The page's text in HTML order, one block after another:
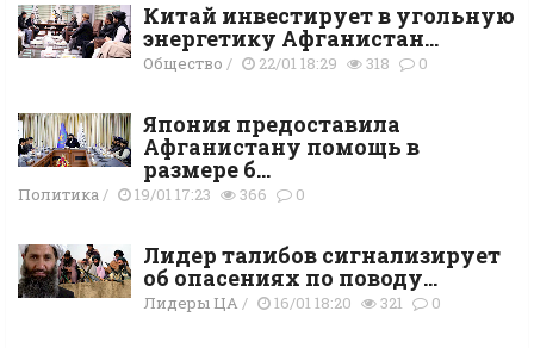
Китай инвестирует в угольную
энергетику Афганистан...
Общество / 22/01 18:29 318 0
Япония предоставила
Афганистану помощь в
размере б...
Политика/ 19/01 17:23 366 0
Лидер талибов сигнализирует
об опасениях по поводу...
Лидеры ЦА/ 16/01 18:20 321 0